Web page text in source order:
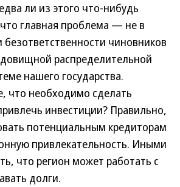
ли из этого что-нибудь
главная проблема — не в
безответственности чиновников
распределительной
нашего государства.
необходимо сделать
инвестиции? Правильно,
потенциальным кредиторам
привлекательность. Иными
что регион может работать с
долги.